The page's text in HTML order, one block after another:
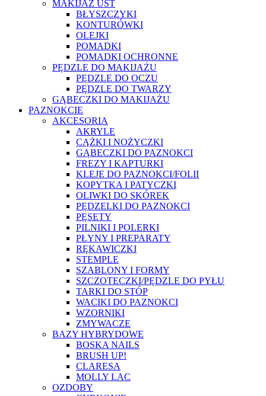
MAKIJAŻ UST
BŁYSZCZYKI
KONTURÓWKI
OLEJKI
POMADKI
POMADKI OCHRONNE
PĘDZLE DO MAKIJAŻU
PĘDZLE DO OCZU
PĘDZLE DO TWARZY
GĄBECZKI DO MAKIJAŻU
PAZNOKCIE
AKCESORIA
AKRYLE
CĄŻKI I NOŻYCZKI
GĄBECZKI DO PAZNOKCI
FREZY I KAPTURKI
KLEJE DO PAZNOKCI/FOLII
KOPYTKA I PATYCZKI
OLIWKI DO SKÓREK
PĘDZELKI DO PAZNOKCI
PĘSETY
PILNIKI I POLERKI
PŁYNY I PREPARATY
RĘKAWICZKI
STEMPLE
SZABLONY I FORMY
SZCZOTECZKI/PĘDZLE DO PYŁU
TARKI DO STÓP
WACIKI DO PAZNOKCI
WZORNIKI
ZMYWACZE
BAZY HYBRYDOWE
BOSKA NAILS
BRUSH UP!
CLARESA
MOLLY LAC
OZDOBY